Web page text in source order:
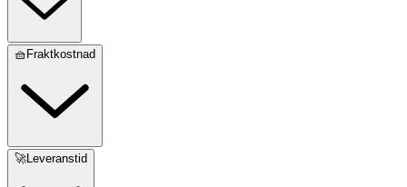
🧺Fraktkostnad
🚀Leveranstid